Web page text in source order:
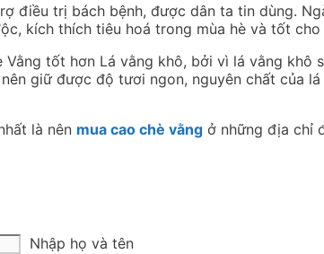
điều trị bách bệnh, được dân ta tin dùng.
kích thích tiêu hoá trong mùa hè và tốt cho
tốt hơn Lá vằng khô, bởi vì lá vằng khô
giữ được độ tươi ngon, nguyên chất của
là nên mua cao chè vằng ở những địa chỉ
Nhập họ và tên